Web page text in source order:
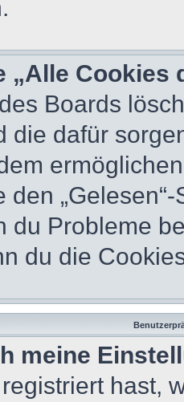
„Alle
Boards
die dafür
den
du Probleme
du die
meine
hast,